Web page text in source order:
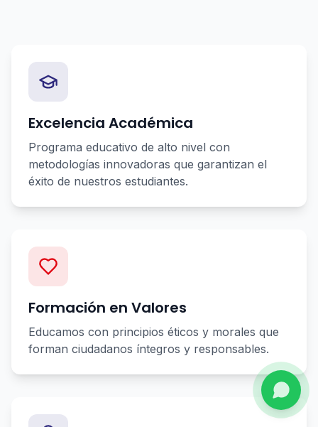
Excelencia Académica
Programa educativo de alto nivel con
metodologías innovadoras que garantizan el
éxito de nuestros estudiantes.
Formación en Valores
Educamos con principios éticos y morales que
forman ciudadanos íntegros y responsables.